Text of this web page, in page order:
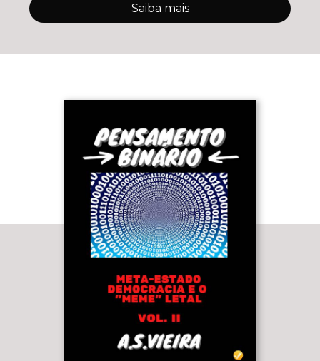
MUNDO OCIDENTAL E QUAIS OS RISCOS
QUE ISSO APRE
Saiba mais